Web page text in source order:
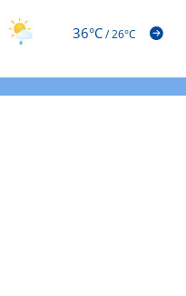
36°C/26°C